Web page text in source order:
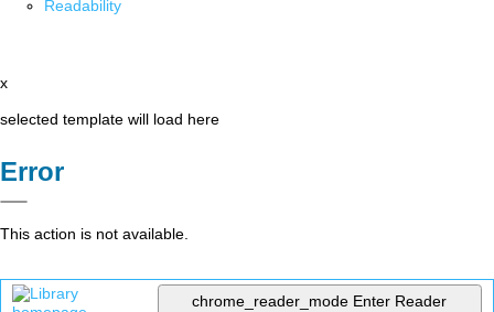
Readability
x
selected template will load here
Error
This action is not available.
chrome_reader_mode Enter Reader